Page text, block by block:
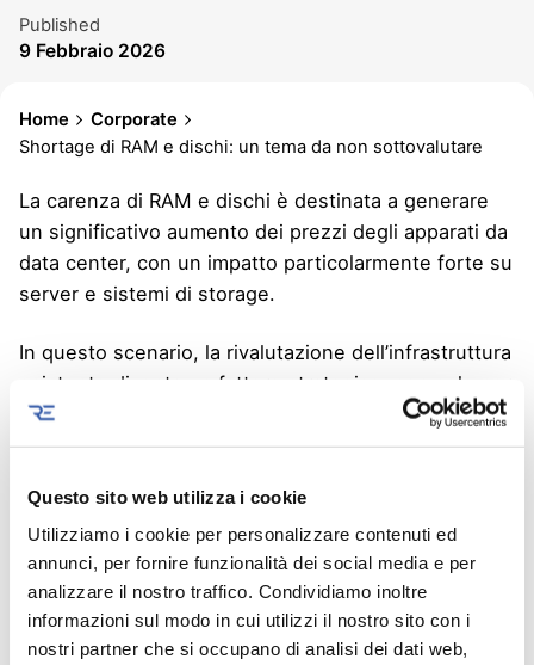
Questo sito web utilizza i cookie
Utilizziamo i cookie per personalizzare contenuti ed
annunci, per fornire funzionalità dei social media e per
analizzare il nostro traffico. Condividiamo inoltre
informazioni sul modo in cui utilizzi il nostro sito con i
nostri partner che si occupano di analisi dei dati web,
Published
9 Febbraio 2026
Home
Corporate
Shortage di RAM e dischi: un tema da non sottovalutare
La carenza di RAM e dischi è destinata a generare
un significativo aumento dei prezzi degli apparati da
data center, con un impatto particolarmente forte su
server e sistemi di storage.
In questo scenario, la rivalutazione dell’infrastruttura
esistente diventa un fattore strategico, non solo per
contenere i costi in un mercato sempre più oneroso,
ma anche per ridurre l’impatto ambientale,
nuove produzioni.
ReOrbit può aiutarvi a valorizzare l’esistente,
ottimizzare le risorse e affrontare questo contesto
con un approccio più sostenibile ed efficiente.